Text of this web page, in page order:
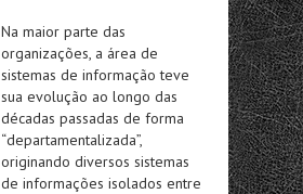
Na maior parte das
organizações, a área de
sistemas de informação teve
sua evolução ao longo das
décadas passadas de forma
“departamentalizada”,
originando diversos sistemas
de informações isolados entre